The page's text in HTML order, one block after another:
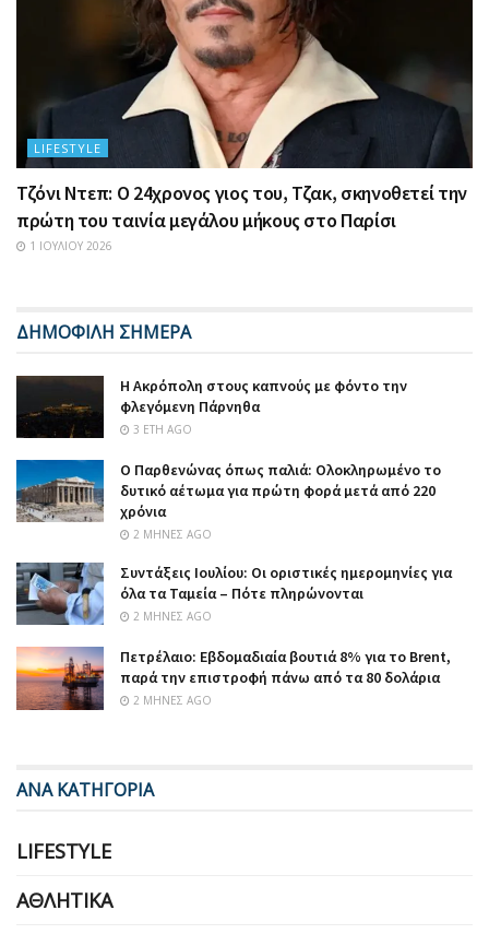
LIFESTYLE
Τζόνι Ντεπ: Ο 24χρονος γιος του, Τζακ, σκηνοθετεί την
πρώτη του ταινία μεγάλου μήκους στο Παρίσι
1 ΙΟΥΛΊΟΥ 2026
ΔΗΜΟΦΙΛΗ ΣΗΜΕΡΑ
Η Ακρόπολη στους καπνούς με φόντο την
φλεγόμενη Πάρνηθα
3 ΈΤΗ AGO
Ο Παρθενώνας όπως παλιά: Ολοκληρωμένο το
δυτικό αέτωμα για πρώτη φορά μετά από 220
χρόνια
2 ΜΉΝΕΣ AGO
Συντάξεις Ιουλίου: Οι οριστικές ημερομηνίες για
όλα τα Ταμεία – Πότε πληρώνονται
2 ΜΉΝΕΣ AGO
Πετρέλαιο: Εβδομαδιαία βουτιά 8% για το Brent,
παρά την επιστροφή πάνω από τα 80 δολάρια
2 ΜΉΝΕΣ AGO
ΑΝΑ ΚΑΤΗΓΟΡΙΑ
LIFESTYLE
ΑΘΛΗΤΙΚΆ